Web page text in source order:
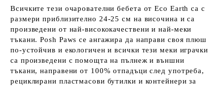
Всичките тези очарователни бебета от Eco Earth са с
размери приблизително 24-25 см на височина и са
произведени от най-висококачествени и най-меки
тъкани. Posh Paws се ангажира да направи своя плюш
по-устойчив и екологичен и всички тези меки играчки
са произведени с помощта на пълнеж и външни
тъкани, направени от 100% отпадъци след употреба,
рециклирани пластмасови бутилки и контейнери за